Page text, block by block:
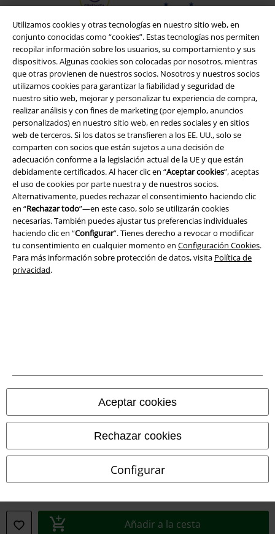
Utilizamos cookies y otras tecnologías en nuestro sitio web, en
conjunto conocidas como “cookies”. Estas tecnologías nos permiten
recopilar información sobre los usuarios, su comportamiento y sus
dispositivos. Algunas cookies son colocadas por nosotros, mientras
que otras provienen de nuestros socios. Nosotros y nuestros socios
utilizamos cookies para garantizar la fiabilidad y seguridad de
nuestro sitio web, mejorar y personalizar tu experiencia de compra,
realizar análisis y con fines de marketing (por ejemplo, anuncios
personalizados) en nuestro sitio web, en redes sociales y en sitios
web de terceros. Si los datos se transfieren a los EE. UU., solo se
comparten con socios que están sujetos a una decisión de
adecuación conforme a la legislación actual de la UE y que están
debidamente certificados. Al hacer clic en “Aceptar cookies”, aceptas
el uso de cookies por parte nuestra y de nuestros socios.
Alternativamente, puedes rechazar el consentimiento haciendo clic
en “Rechazar todo”—en este caso, solo se utilizarán cookies
necesarias. También puedes ajustar tus preferencias individuales
haciendo clic en “Configurar”. Tienes derecho a revocar o modificar
tu consentimiento en cualquier momento en Configuración Cookies.
Para más información sobre protección de datos, visita Política de
privacidad.
Aceptar cookies
Rechazar cookies
Configurar
Añadir a la cesta
Legal
Términos y Condiciones
Aviso Legal
Ley protección de datos
Eliminación de residuos y protección del medioambiente
Todos los precios incluyen el IVA pero no losgastos de transporte
© 1986-2026 E.M.P. Merchandising HGmbH
Tiendas EMP online
EMP France